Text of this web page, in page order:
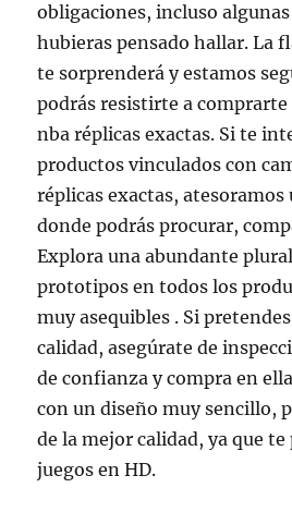
obligaciones, incluso
hubieras pensado hallar. La
te sorprenderá y estamos
podrás resistirte a comprarte
nba réplicas exactas. Si te
productos vinculados con
réplicas exactas,
donde podrás procurar,
Explora una abundante
prototipos en todos los
muy asequibles . Si
calidad, asegúrate de
de confianza y compra en
con un diseño muy sencillo,
de la mejor calidad, ya que
juegos en HD.